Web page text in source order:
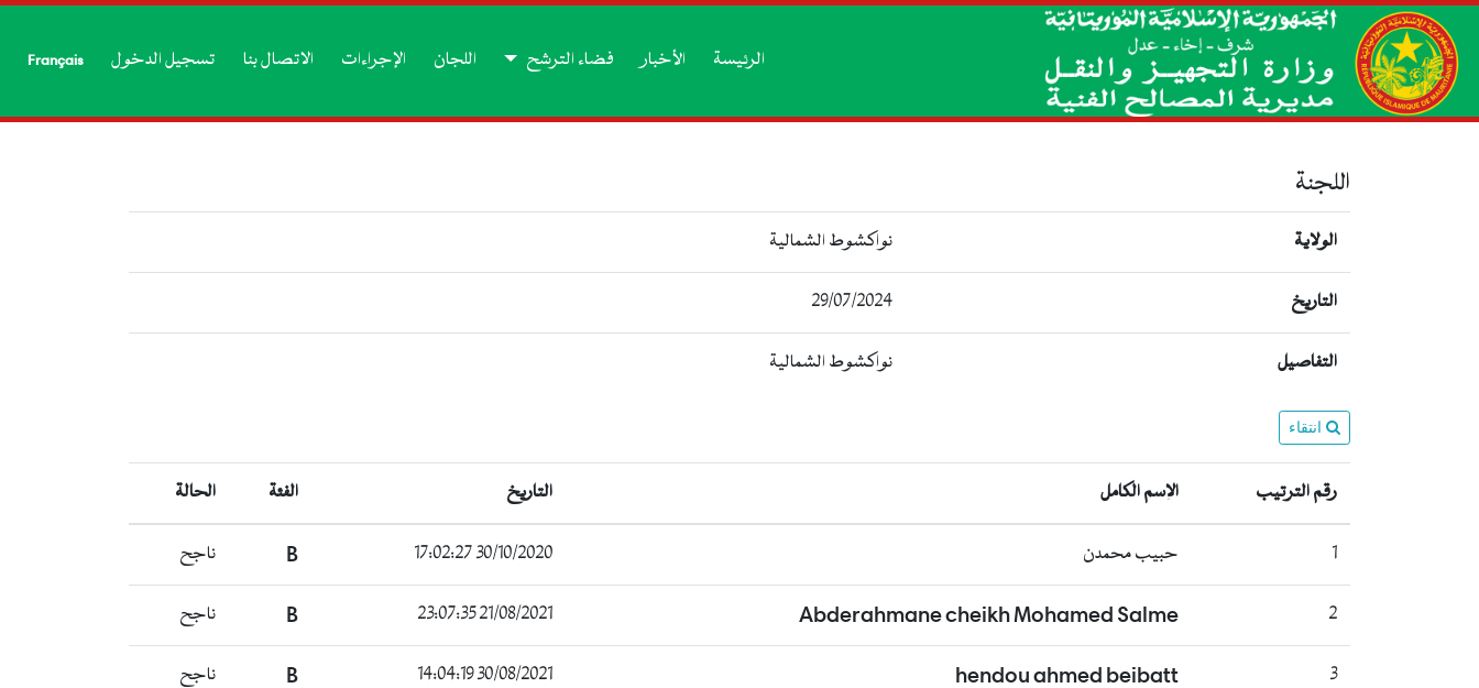
الرئيسة الأخبار فضاء الترشح اللجان الإجراءات الاتصال بنا تسجيل الدخول Français
اللجنة
الولاية نواكشوط الشمالية
التاريخ 29/07/2024
التفاصيل نواكشوط الشمالية
انتقاء
رقم الترتيب الإسم الكامل التاريخ الفئة الحالة
1 حبيب محمدن 30/10/2020 17:02:27
B ناجح
2
Abderahmane cheikh Mohamed Salme
21/08/2021 23:07:35
B ناجح
3
hendou ahmed beibatt
30/08/2021 14:04:19
B ناجح